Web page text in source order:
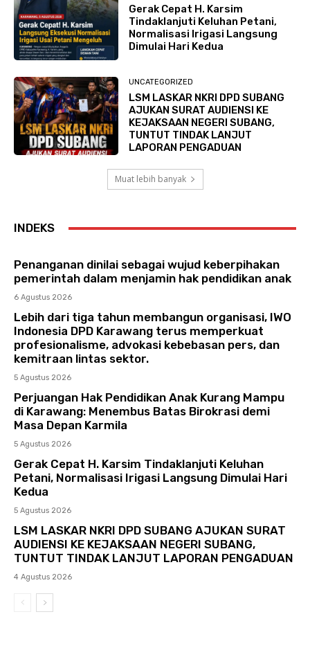
Gerak Cepat H. Karsim
Tindaklanjuti Keluhan Petani,
Normalisasi Irigasi Langsung
Dimulai Hari Kedua
UNCATEGORIZED
LSM LASKAR NKRI DPD SUBANG
AJUKAN SURAT AUDIENSI KE
KEJAKSAAN NEGERI SUBANG,
TUNTUT TINDAK LANJUT
LAPORAN PENGADUAN
Muat lebih banyak
INDEKS
Penanganan dinilai sebagai wujud keberpihakan
pemerintah dalam menjamin hak pendidikan anak
6 Agustus 2026
Lebih dari tiga tahun membangun organisasi, IWO
Indonesia DPD Karawang terus memperkuat
profesionalisme, advokasi kebebasan pers, dan
kemitraan lintas sektor.
5 Agustus 2026
Perjuangan Hak Pendidikan Anak Kurang Mampu
di Karawang: Menembus Batas Birokrasi demi
Masa Depan Karmila
5 Agustus 2026
Gerak Cepat H. Karsim Tindaklanjuti Keluhan
Petani, Normalisasi Irigasi Langsung Dimulai Hari
Kedua
5 Agustus 2026
LSM LASKAR NKRI DPD SUBANG AJUKAN SURAT
AUDIENSI KE KEJAKSAAN NEGERI SUBANG,
TUNTUT TINDAK LANJUT LAPORAN PENGADUAN
4 Agustus 2026